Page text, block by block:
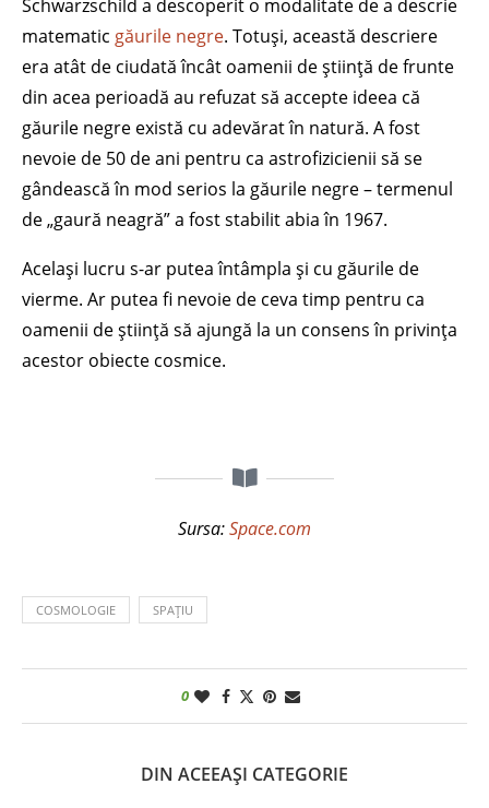
Schwarzschild a descoperit o modalitate de a descrie
matematic găurile negre. Totuși, această descriere
era atât de ciudată încât oamenii de știință de frunte
din acea perioadă au refuzat să accepte ideea că
găurile negre există cu adevărat în natură. A fost
nevoie de 50 de ani pentru ca astrofizicienii să se
gândească în mod serios la găurile negre – termenul
de „gaură neagră” a fost stabilit abia în 1967.
Același lucru s-ar putea întâmpla și cu găurile de
vierme. Ar putea fi nevoie de ceva timp pentru ca
oamenii de știință să ajungă la un consens în privința
acestor obiecte cosmice.
Sursa:Space.com
COSMOLOGIE SPAȚIU
0
DIN ACEEAȘI CATEGORIE